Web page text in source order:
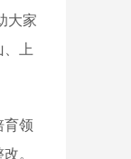
大家
上
领
。